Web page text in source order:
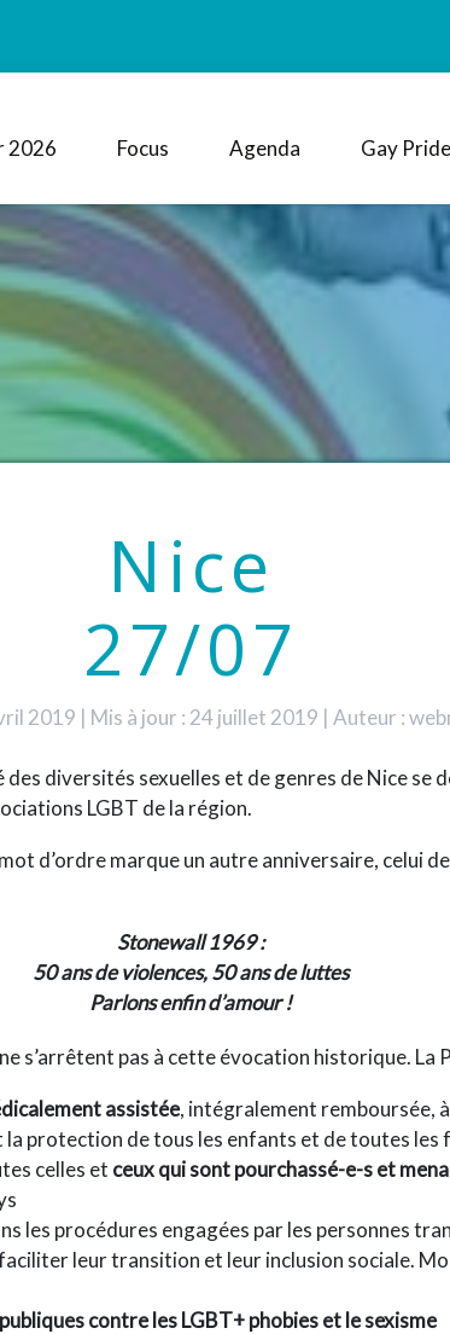
2026 Focus Agenda Gay
Nice
27/07
2019 | Mis à jour : 24 juillet 2019 | Auteur :
des diversités sexuelles et de genres de Nicese
LGBT de la région.
d’ordre marque un autre anniversaire, celui
Stonewall 1969 :
50 ans de violences, 50 ans de luttes
Parlons enfin d’amour !
s’arrêtent pas à cette évocation historique. La
assistée, intégralement remboursée,
protection de tous les enfants et de toutes les
celles et ceux qui sont pourchassé-e-s et
les procédures engagées par les personnes
leur transition et leur inclusion sociale.
contre les LGBT+ phobies et le sexisme